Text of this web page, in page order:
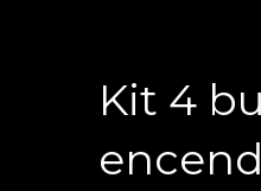
Kit 4